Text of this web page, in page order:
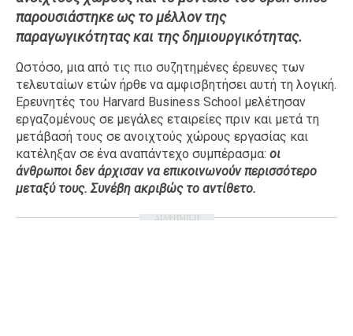
Σπίτι
Family
Σχέσεις
AGENDA
Agenda
Επιλογές
Εισιτήρια
παρουσιάστηκε ως το μέλλον της
παραγωγικότητας και της δημιουργικότητας.
Ωστόσο, μια από τις πιο συζητημένες έρευνες των
τελευταίων ετών ήρθε να αμφισβητήσει αυτή τη λογική.
Ερευνητές του Harvard Business School μελέτησαν
εργαζομένους σε μεγάλες εταιρείες πριν και μετά τη
μετάβασή τους σε ανοιχτούς χώρους εργασίας και
κατέληξαν σε ένα αναπάντεχο συμπέρασμα: οι
άνθρωποι δεν άρχισαν να επικοινωνούν περισσότερο
μεταξύ τους. Συνέβη ακριβώς το αντίθετο.
ΔΙΑΦΗΜΙΣΗ